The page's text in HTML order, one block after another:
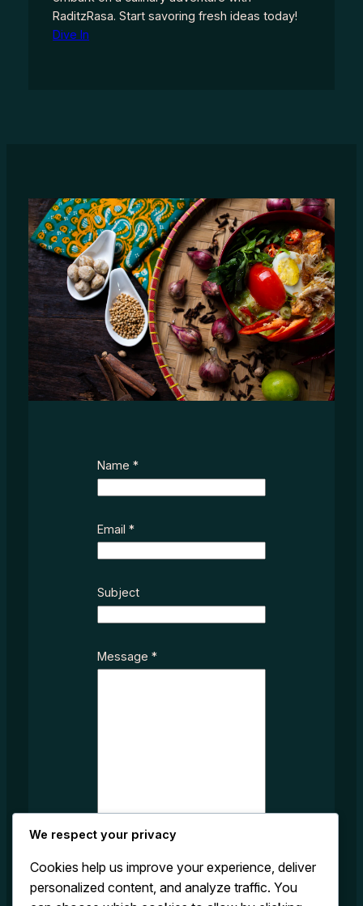
RaditzRasa. Start savoring fresh ideas today!
Dive In
N
e
S
j
e
t
Name *
Email *
Subject
Message *
Submit
We respect your privacy
Cookies help us improve your experience, deliver
personalized content, and analyze traffic. You